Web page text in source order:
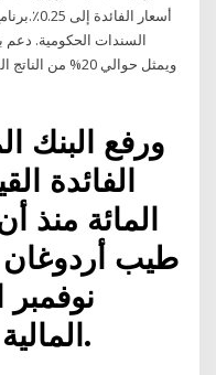
ورفع البنك
المائة منذ
نوفمبر
المالية السابق ناجي أغبال.